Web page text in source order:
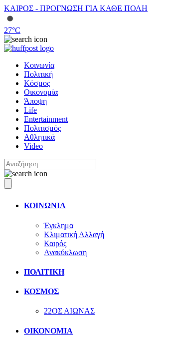
ΚΑΙΡΟΣ - ΠΡΟΓΝΩΣΗ ΓΙΑ ΚΑΘΕ ΠΟΛΗ
27°C
Κοινωνία
Πολιτική
Κόσμος
Οικονομία
Άποψη
Life
Entertainment
Πολιτισμός
Αθλητικά
Video
ΚΟΙΝΩΝΙΑ
Έγκλημα
Κλιματική Αλλαγή
Καιρός
Ανακύκλωση
ΠΟΛΙΤΙΚΗ
ΚΟΣΜΟΣ
22ΟΣ ΑΙΩΝΑΣ
ΟΙΚΟΝΟΜΙΑ